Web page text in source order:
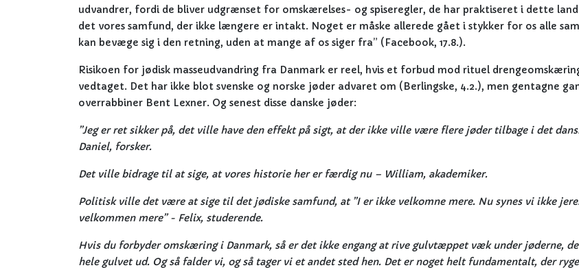
udvandrer, fordi de bliver udgrænset for omskærelses- og spiseregler, de har praktiseret i dette land
det vores samfund, der ikke længere er intakt. Noget er måske allerede gået i stykker for os alle
kan bevæge sig i den retning, uden at mange af os siger fra” (Facebook, 17.8.).
Risikoen for jødisk masseudvandring fra Danmark er reel, hvis et forbud mod rituel
vedtaget. Det har ikke blot svenske og norske jøder advaret om (Berlingske, 4.2.), men gentagne
overrabbiner Bent Lexner. Og senest disse danske jøder:
”Jeg er ret sikker på, det ville have den effekt på sigt, at der ikke ville være flere jøder tilbage i det
Daniel, forsker.
Det ville bidrage til at sige, at vores historie her er færdig nu – William, akademiker.
Politisk ville det være at sige til det jødiske samfund, at ”I er ikke velkomne mere. Nu synes vi ikke
velkommen mere” - Felix, studerende.
Hvis du forbyder omskæring i Danmark, så er det ikke engang at rive gulvtæppet væk under jøderne,
hele gulvet ud. Og så falder vi, og så tager vi et andet sted hen. Det er noget helt fundamentalt, der